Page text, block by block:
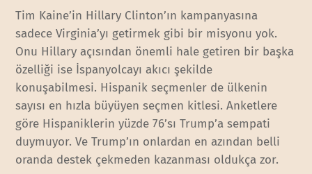
Tim Kaine’in Hillary Clinton’ın kampanyasına
sadece Virginia’yı getirmek gibi bir misyonu yok.
Onu Hillary açısından önemli hale getiren bir başka
özelliği ise İspanyolcayı akıcı şekilde
konuşabilmesi. Hispanik seçmenler de ülkenin
sayısı en hızla büyüyen seçmen kitlesi. Anketlere
göre Hispaniklerin yüzde 76’sı Trump’a sempati
duymuyor. Ve Trump’ın onlardan en azından belli
oranda destek çekmeden kazanması oldukça zor.